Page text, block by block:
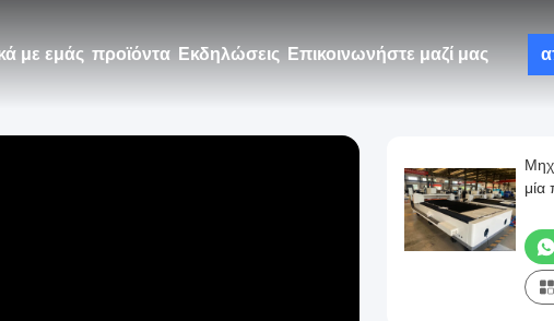
με εμάς προϊόντα Εκδηλώσεις Επικοινωνήστε μαζί μας
μία